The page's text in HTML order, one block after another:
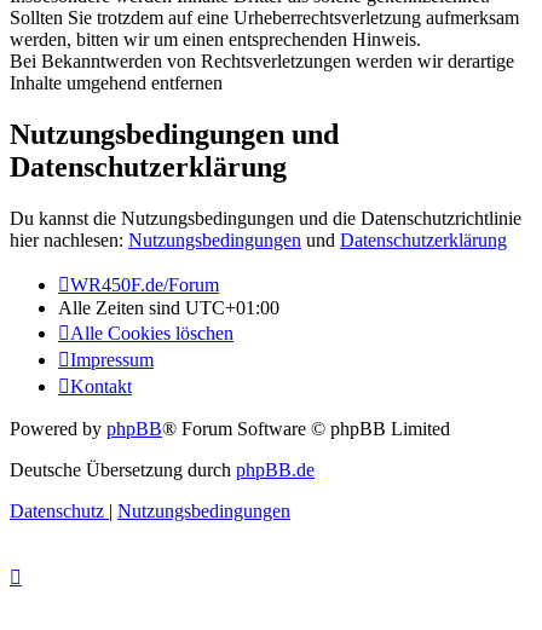
Sollten Sie trotzdem auf eine Urheberrechtsverletzung aufmerksam
werden, bitten wir um einen entsprechenden Hinweis.
Bei Bekanntwerden von Rechtsverletzungen werden wir derartige
Inhalte umgehend entfernen
Nutzungsbedingungen und
Datenschutzerklärung
Du kannst die Nutzungsbedingungen und die Datenschutzrichtlinie
hier nachlesen: Nutzungsbedingungen und Datenschutzerklärung
WR450F.de/Forum
Alle Zeiten sind UTC+01:00
Alle Cookies löschen
Impressum
Kontakt
Powered by phpBB® Forum Software © phpBB Limited
Deutsche Übersetzung durch phpBB.de
Datenschutz | Nutzungsbedingungen